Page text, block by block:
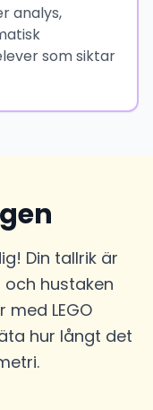
analys,
som siktar
Din tallrik är
och hustaken
LEGO
hur långt det